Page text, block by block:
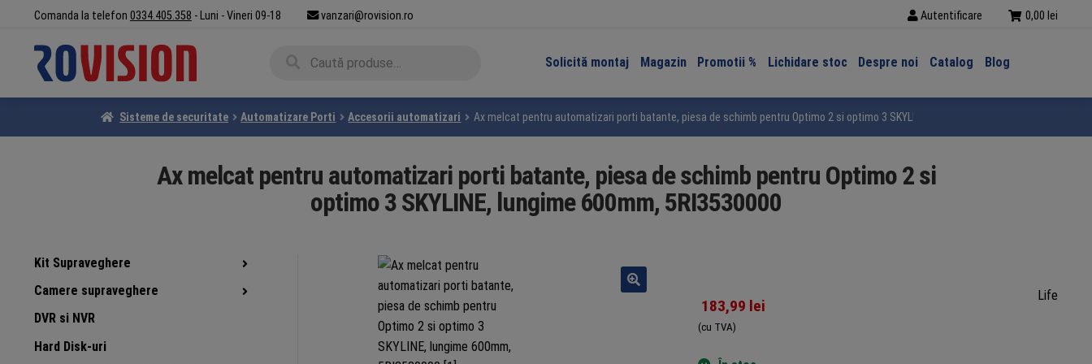
navigare
conținut
Comanda la telefon 0334.405.358 - Luni - Vineri 09-18 vanzari@rovision.ro Autentificare 0,00 lei
Solicită montaj Magazin Promotii % Lichidare stoc Despre noi Catalog Blog
Sisteme de securitate Automatizare Porti Accesorii automatizari Ax melcat pentru automatizari porti batante, piesa de schimb pentru Optimo 2 si optimo 3 SKYLINE, lungime 600mm, 5RI3530000
Ax melcat pentru automatizari porti batante, piesa de schimb pentru Optimo 2 si
optimo 3 SKYLINE, lungime 600mm, 5RI3530000
183,99 lei
(cu TVA)
Life
Kit Supraveghere
Camere supraveghere
DVR si NVR
Hard Disk-uri